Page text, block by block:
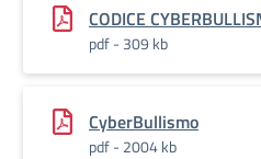
CODICE
pdf - 309 kb
CyberBullismo
pdf - 2004 kb